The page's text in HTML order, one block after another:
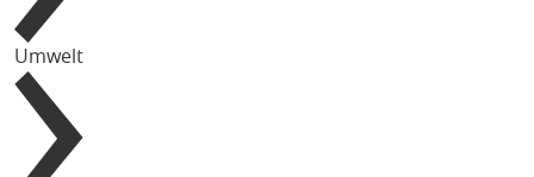
Umwelt